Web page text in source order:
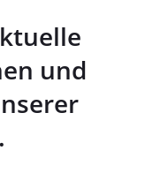
und